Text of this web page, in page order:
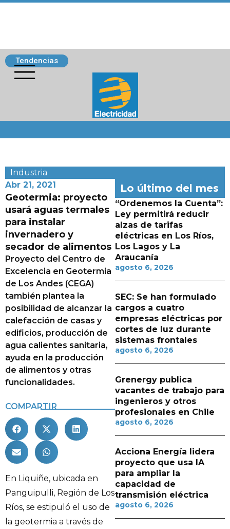
Tendencias
Industria
Abr 21, 2021
Geotermia: proyecto
usará aguas termales
para instalar
invernadero y
secador de alimentos
Proyecto del Centro de
Excelencia en Geotermia
de Los Andes (CEGA)
también plantea la
posibilidad de alcanzar la
calefacción de casas y
edificios, producción de
agua calientes sanitaria,
ayuda en la producción
de alimentos y otras
funcionalidades.
COMPARTIR
En Liquiñe, ubicada en
Panguipulli, Región de Los
Ríos, se estipuló el uso de
la geotermia a través de
Lo último del mes
“Ordenemos la Cuenta”:
Ley permitirá reducir
alzas de tarifas
eléctricas en Los Ríos,
Los Lagos y La
Araucanía
agosto 6, 2026
SEC: Se han formulado
cargos a cuatro
empresas eléctricas por
cortes de luz durante
sistemas frontales
agosto 6, 2026
Grenergy publica
vacantes de trabajo para
ingenieros y otros
profesionales en Chile
agosto 6, 2026
Acciona Energía lidera
proyecto que usa IA
para ampliar la
capacidad de
transmisión eléctrica
agosto 6, 2026